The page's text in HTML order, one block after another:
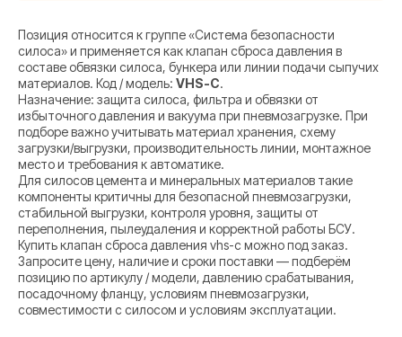
Позиция относится к группе «Система безопасности
силоса» и применяется как клапан сброса давления в
составе обвязки силоса, бункера или линии подачи сыпучих
материалов. Код / модель: VHS-C.
Назначение: защита силоса, фильтра и обвязки от
избыточного давления и вакуума при пневмозагрузке. При
подборе важно учитывать материал хранения, схему
загрузки/выгрузки, производительность линии, монтажное
место и требования к автоматике.
Для силосов цемента и минеральных материалов такие
компоненты критичны для безопасной пневмозагрузки,
стабильной выгрузки, контроля уровня, защиты от
переполнения, пылеудаления и корректной работы БСУ.
Купить клапан сброса давления vhs-c можно под заказ.
Запросите цену, наличие и сроки поставки — подберём
позицию по артикулу / модели, давлению срабатывания,
посадочному фланцу, условиям пневмозагрузки,
совместимости с силосом и условиям эксплуатации.